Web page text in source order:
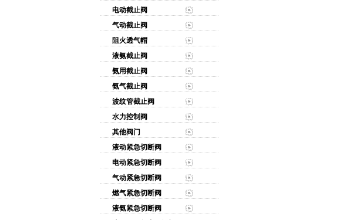
电动截止阀
气动截止阀
阻火透气帽
液氨截止阀
氨用截止阀
氨气截止阀
波纹管截止阀
水力控制阀
其他阀门
液动紧急切断阀
电动紧急切断阀
气动紧急切断阀
燃气紧急切断阀
液氨紧急切断阀